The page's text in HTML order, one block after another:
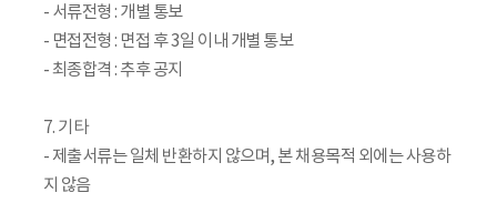
- 서류전형 : 개별 통보
- 면접전형 : 면접 후 3일 이내 개별 통보
- 최종합격 : 추후 공지
7. 기타
- 제출서류는 일체 반환하지 않으며, 본 채용목적 외에는 사용하
지 않음